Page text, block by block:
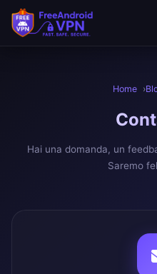
Vai al contenuto principale
Home
Hai una domanda, un
Saremo